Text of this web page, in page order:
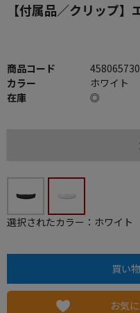
【付属品／クリップ
商品コード
カラー
ホワイト
在庫
◎
選択されたカラー：ホワイト
お気